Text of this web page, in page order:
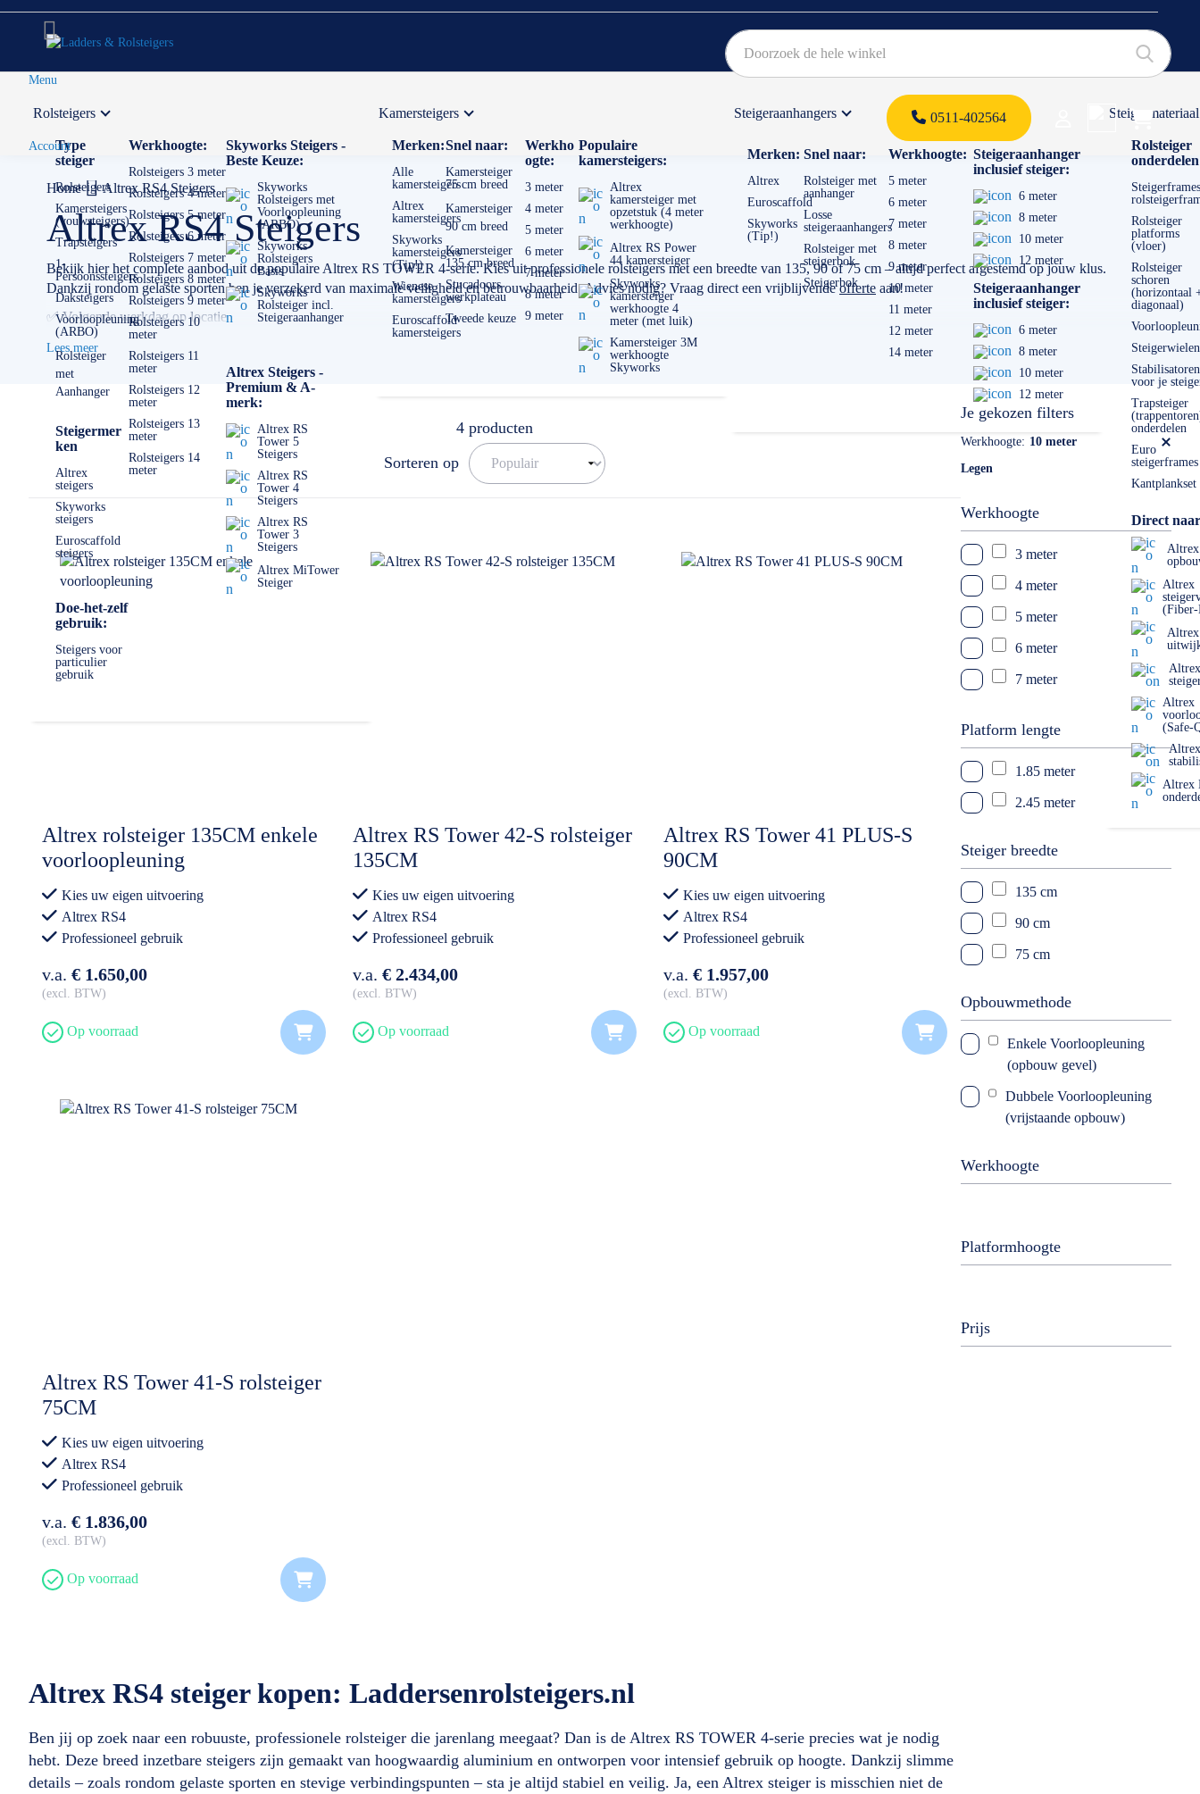
0511-402564
Menu
Rolsteigers
Type
steiger
Rolsteigers
Kamersteigers
(vouwsteigers)
Trapsteigers
1-
Persoonssteigers
Daksteigers
Voorloopleuning
(ARBO)
Rolsteiger
met
Aanhanger
Steigermer
ken
Altrex
steigers
Skyworks
steigers
Euroscaffold
steigers
Doe-het-zelf
gebruik:
Steigers voor
particulier
gebruik
Werkhoogte:
Rolsteigers 3 meter
Rolsteigers 4 meter
Rolsteigers 5 meter
Rolsteigers 6 meter
Rolsteigers 7 meter
Rolsteigers 8 meter
Rolsteigers 9 meter
Rolsteigers 10
meter
Rolsteigers 11
meter
Rolsteigers 12
meter
Rolsteigers 13
meter
Rolsteigers 14
meter
Skyworks Steigers -
Beste Keuze:
Skyworks
Rolsteigers met
Voorloopleuning
(ARBO)
Skyworks
Rolsteigers
Basis
Skyworks
Rolsteiger incl.
Steigeraanhanger
Altrex Steigers -
Premium & A-
merk:
Altrex RS
Tower 5
Steigers
Altrex RS
Tower 4
Steigers
Altrex RS
Tower 3
Steigers
Altrex MiTower
Steiger
Kamersteigers
Merken:
Alle
kamersteigers
Altrex
kamersteigers
Skyworks
kamersteigers
(Tip!)
Wienese
kamersteigers
Euroscaffold
kamersteigers
Snel naar:
Kamersteiger
75 cm breed
Kamersteiger
90 cm breed
Kamersteiger
135 cm breed
Stucadoors
werkplateau
Tweede keuze
Werkho
ogte:
3 meter
4 meter
5 meter
6 meter
7 meter
8 meter
9 meter
Populaire
kamersteigers:
Altrex
kamersteiger met
opzetstuk (4 meter
werkhoogte)
Altrex RS Power
44 kamersteiger
Skyworks
kamersteiger
werkhoogte 4
meter (met luik)
Kamersteiger 3M
werkhoogte
Skyworks
Steigeraanhangers
Merken:
Altrex
Euroscaffold
Skyworks
(Tip!)
Snel naar:
Rolsteiger met
aanhanger
Losse
steigeraanhangers
Rolsteiger met
steigerbok
Steigerbok
Werkhoogte:
5 meter
6 meter
7 meter
8 meter
9 meter
10 meter
11 meter
12 meter
14 meter
Steigeraanhanger
inclusief steiger:
6 meter
8 meter
10 meter
12 meter
Steigeraanhanger
inclusief steiger:
6 meter
8 meter
10 meter
12 meter
Steigermateriaal
Rolsteiger
Rolsteiger
platforms
(vloer)
Rolsteiger
schoren
(horizontaal
diagonaal)
Steigerwielen
Stabilisatoren
voor je
Trapsteiger
onderdelen
Euro
steigerframes
Kantplankset
Direct
Altrex
Altrex
Altrex
Altrex
Altrex
(Safe-
Altrex
Altrex
Account
Home Altrex RS4 Steigers
Altrex RS4 Steigers
Bekijk hier het complete aanbod uit de populaire Altrex RS TOWER 4-serie. Kies uit professionele rolsteigers met een breedte van 135, 90 of 75 cm – altijd perfect afgestemd op jouw klus.
Dankzij rondom gelaste sporten ben je verzekerd van maximale veiligheid en betrouwbaarheid. Advies nodig? Vraag direct een vrijblijvendeofferte aan!
✅ Volgende werkdag op locatie
✅ Meedenkende klantenservice
✅0511- 40 25 64, ofmail
Lees meer
4producten
Sorteren op
Altrex rolsteiger 135CM enkele
voorloopleuning
Kies uw eigen uitvoering
Altrex RS4
Professioneel gebruik
v.a. € 1.650,00
excl. BTW
Op voorraad
Altrex RS Tower 42-S rolsteiger
135CM
Kies uw eigen uitvoering
Altrex RS4
Professioneel gebruik
v.a. € 2.434,00
excl. BTW
Op voorraad
Altrex RS Tower 41 PLUS-S
90CM
Kies uw eigen uitvoering
Altrex RS4
Professioneel gebruik
v.a. € 1.957,00
excl. BTW
Op voorraad
Altrex RS Tower 41-S rolsteiger
75CM
Kies uw eigen uitvoering
Altrex RS4
Professioneel gebruik
v.a. € 1.836,00
excl. BTW
Op voorraad
Altrex RS4 steiger kopen: Laddersenrolsteigers.nl
Ben jij op zoek naar een robuuste, professionele rolsteiger die jarenlang meegaat? Dan is de Altrex RS TOWER 4-serie precies wat je nodig
hebt. Deze breed inzetbare steigers zijn gemaakt van hoogwaardig aluminium en ontworpen voor intensief gebruik op hoogte. Dankzij slimme
details – zoals rondom gelaste sporten en stevige verbindingspunten – sta je altijd stabiel en veilig. Ja, een Altrex steiger is misschien niet de
Je gekozen filters
Werkhoogte
10 meter
Legen
Werkhoogte
3 meter
4 meter
5 meter
6 meter
7 meter
9 meter
10 meter
11 meter
13 meter
14 meter
Platform lengte
1.85 meter
2.45 meter
Steiger breedte
135 cm
90 cm
75 cm
Opbouwmethode
Enkele Voorloopleuning
(opbouw gevel)
Dubbele Voorloopleuning
(vrijstaande opbouw)
Werkhoogte
Platformhoogte
Prijs